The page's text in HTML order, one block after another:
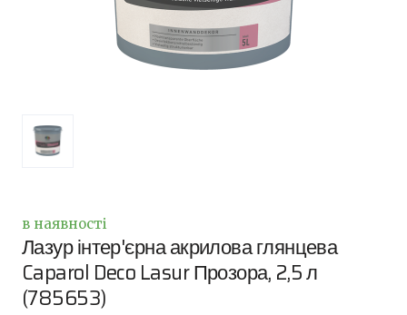
в наявності
Лазур інтер'єрна акрилова глянцева
Caparol Deco Lasur Прозора, 2,5 л
(785653)